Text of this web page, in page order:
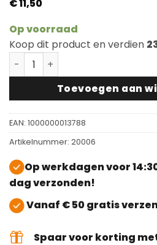
€11,50
Op voorraad
Koop dit product en verdien
Padhouder met Handgreep
Toevoegen aan
EAN: 1000000013788
Artikelnummer: 20006
Op werkdagen voor
dag verzonden!
Vanaf € 50 gratis
Spaar voor korting